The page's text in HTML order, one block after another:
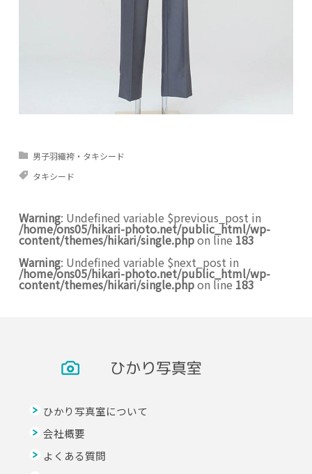
男子羽織袴・タキシード
タキシード
Warning: Undefined variable $previous_post in
/home/ons05/hikari-photo.net/public_html/wp-
content/themes/hikari/single.phpon line 183
Warning: Undefined variable $next_post in
/home/ons05/hikari-photo.net/public_html/wp-
content/themes/hikari/single.phpon line 183
ひかり写真室
ひかり写真室について
会社概要
よくある質問